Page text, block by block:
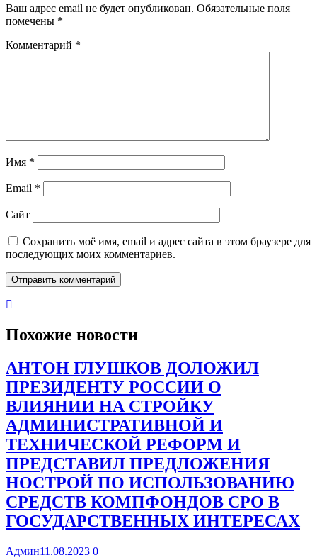
Ваш адрес email не будет опубликован. Обязательные поля
помечены *
Комментарий *
Имя *
Email *
Сайт
Сохранить моё имя, email и адрес сайта в этом браузере для
последующих моих комментариев.
Похожие новости
АНТОН ГЛУШКОВ ДОЛОЖИЛ
ПРЕЗИДЕНТУ РОССИИ О
ВЛИЯНИИ НА СТРОЙКУ
АДМИНИСТРАТИВНОЙ И
ТЕХНИЧЕСКОЙ РЕФОРМ И
ПРЕДСТАВИЛ ПРЕДЛОЖЕНИЯ
НОСТРОЙ ПО ИСПОЛЬЗОВАНИЮ
СРЕДСТВ КОМПФОНДОВ СРО В
ГОСУДАРСТВЕННЫХ ИНТЕРЕСАХ
Админ11.08.2023 0